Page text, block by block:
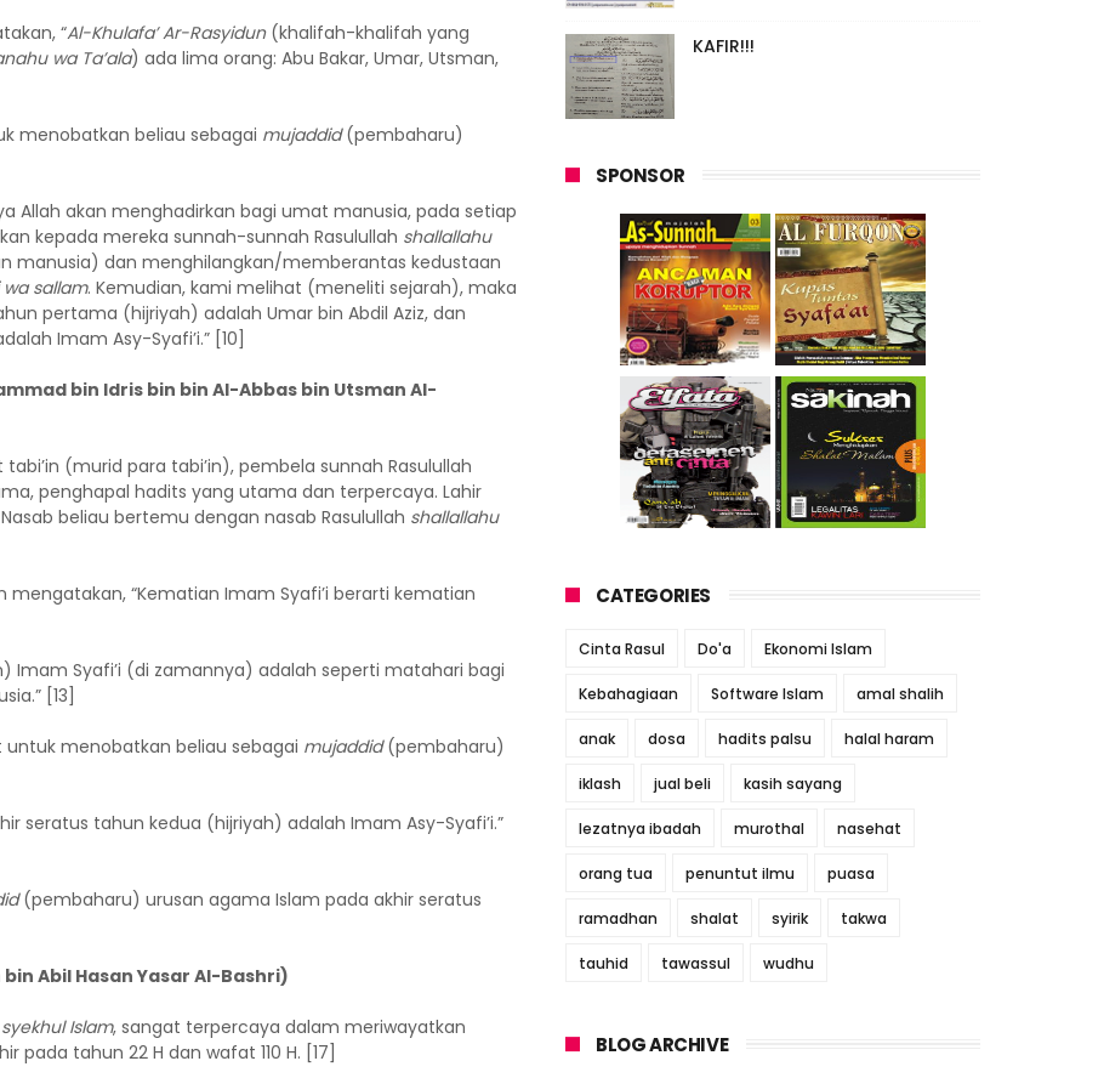
“Al-Khulafa’ Ar-Rasyidun(khalifah-khalifah yang
wa Ta’ala) ada lima orang: Abu Bakar, Umar, Utsman,
menobatkan beliau sebagai mujaddid(pembaharu)
Allah akan menghadirkan bagi umat manusia, pada setiap
kepada mereka sunnah-sunnah Rasulullah shallallahu
manusia) dan menghilangkan/memberantas kedustaan
wa sallam. Kemudian, kami melihat (meneliti sejarah), maka
pertama (hijriyah) adalah Umar bin Abdil Aziz, dan
Imam Asy-Syafi’i.” [10]
bin Idris bin bin Al-Abbas bin Utsman Al-
(murid para tabi’in), pembela sunnah Rasulullah
penghapal hadits yang utama dan terpercaya. Lahir
beliau bertemu dengan nasab Rasulullah shallallahu
“Kematian Imam Syafi’i berarti kematian
Imam Syafi’i (di zamannya) adalah seperti matahari bagi
[13]
menobatkan beliau sebagai mujaddid(pembaharu)
seratus tahun kedua (hijriyah) adalah Imam Asy-Syafi’i.”
(pembaharu) urusan agama Islam pada akhir seratus
Abil Hasan Yasar Al-Bashri)
syekhul Islam, sangat terpercaya dalam meriwayatkan
pada tahun 22 H dan wafat 110 H. [17]
KAFIR!!!
SPONSOR
CATEGORIES
Cinta Rasul Do'a Ekonomi Islam
Kebahagiaan Software Islam amal shalih
anak dosa hadits palsu halal haram
iklash jual beli kasih sayang
lezatnya ibadah murothal nasehat
orang tua penuntut ilmu puasa
ramadhan shalat syirik takwa
tauhid tawassul wudhu
BLOG ARCHIVE